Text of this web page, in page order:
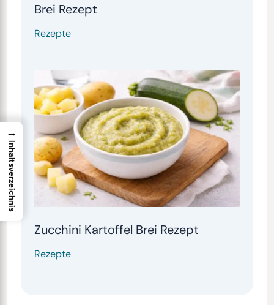
Brei Rezept
Rezepte
Zucchini Kartoffel Brei Rezept
Rezepte
→
Inhaltsverzeichnis